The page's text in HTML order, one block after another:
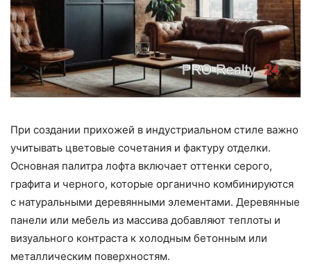
При создании прихожей в индустриальном стиле важно
учитывать цветовые сочетания и фактуру отделки.
Основная палитра лофта включает оттенки серого,
графита и черного, которые органично комбинируются
с натуральными деревянными элементами. Деревянные
панели или мебель из массива добавляют теплоты и
визуального контраста к холодным бетонным или
металлическим поверхностям.